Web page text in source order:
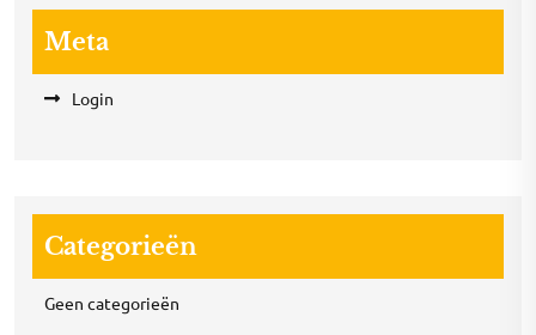
Meta
Login
Categorieën
Geen categorieën